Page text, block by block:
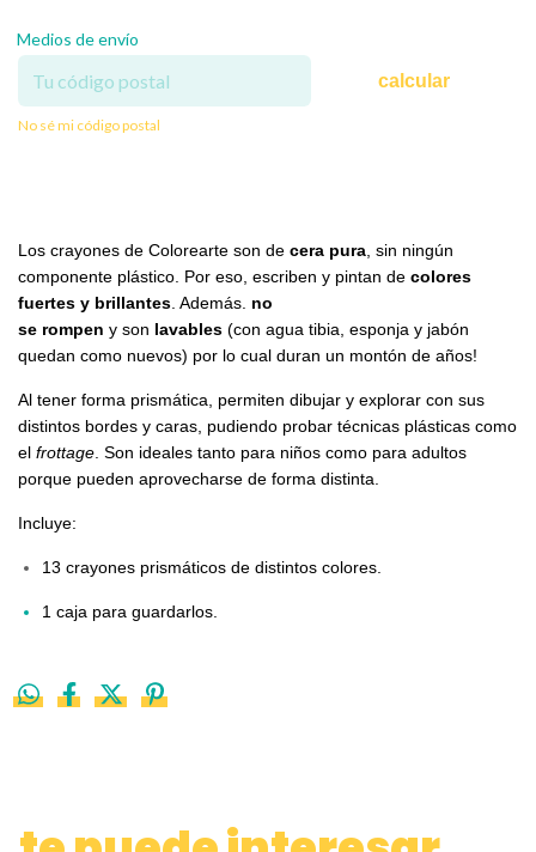
Medios de envío
calcular
No sé mi código postal
Los crayones de Colorearte son de cera pura , sin ningún
componente plástico. Por eso, escriben y pintan de colores
fuertes y brillantes . Además. no
se rompen y son lavables (con agua tibia, esponja y jabón
quedan como nuevos) por lo cual duran un montón de años!
Al tener forma prismática, permiten dibujar y explorar con sus
distintos bordes y caras, pudiendo probar técnicas plásticas como
el frottage . Son ideales tanto para niños como para adultos
porque pueden aprovecharse de forma distinta.
Incluye:
13 crayones prismáticos de distintos colores.
1 caja para guardarlos.